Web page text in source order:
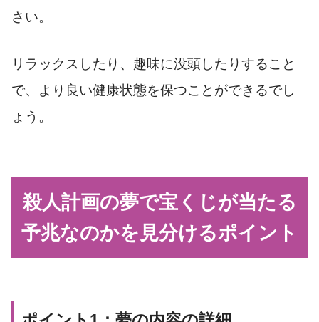
さい。
リラックスしたり、趣味に没頭したりすること
で、より良い健康状態を保つことができるでし
ょう。
殺人計画の夢で宝くじが当たる
予兆なのかを見分けるポイント